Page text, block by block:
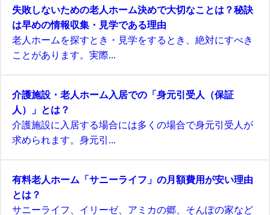
失敗しないための老人ホーム決めで大切なことは？秘訣
は早めの情報収集・見学である理由
老人ホームを探すとき・見学をするとき、絶対にすべき
ことがあります。実際...
介護施設・老人ホーム入居での「身元引受人（保証
人）」とは？
介護施設に入居する場合には多くの場合で身元引受人が
求められます。身元引...
有料老人ホーム「サニーライフ」の月額費用が安い理由
とは？
サニーライフ、イリーゼ、アミカの郷、そんぽの家など